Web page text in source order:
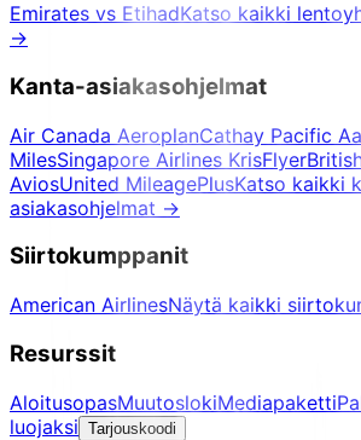
Emirates vs EtihadKatso kaikki
→
Kanta-asiakasohjelmat
Air Canada AeroplanCathay Pacific
MilesSingapore Airlines KrisFlyer
AviosUnited MileagePlusKatso kaikki
asiakasohjelmat →
Siirtokumppanit
American AirlinesNäytä kaikki
Resurssit
AloitusopasMuutoslokiMediapaketti
luojaksi Tarjouskoodi